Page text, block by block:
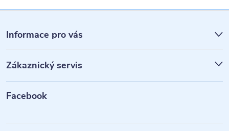
á
p
a
Informace pro vás
Zákaznický servis
Facebook